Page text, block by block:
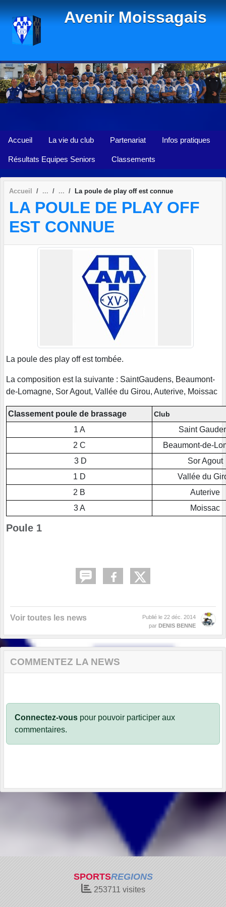
Avenir Moissagais
Accueil La vie du club Partenariat Infos pratiques
Résultats Equipes Seniors Classements
Accueil La poule de play off est connue
LA POULE DE PLAY OFF
EST CONNUE
La poule des play off est tombée.
La composition est la suivante : SaintGaudens, Beaumont-
de-Lomagne, Sor Agout, Vallée du Girou, Auterive, Moissac
Classement poule de brassage Club
Poule 1
1 A
Saint
2 C
Beaumont-de-
3 D
Sor Agout
1 D
Vallée du
2 B
Auterive
3 A
Moissac
Voir toutes les news Publié le 22 déc. 2014
par DENIS BENNE
COMMENTEZ LA NEWS
Connectez-vous pour pouvoir participer aux
commentaires.
SPORTSREGIONS
253711 visites